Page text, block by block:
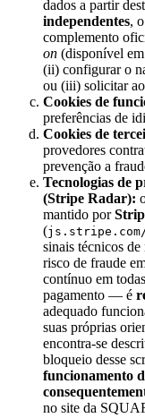
dados a partir
independentes,
complemento
on (disponível em
(ii) configurar o
ou (iii) solicitar
Cookies de
preferências de
Cookies de
provedores
prevenção a
Tecnologias de
(Stripe Radar):
mantido por
(
sinais técnicos
risco de fraude
contínuo em
pagamento — é
adequado
suas próprias
encontra-se
bloqueio desse
funcionamento
no site da